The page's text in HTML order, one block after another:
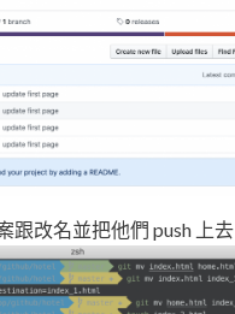
跟改名並把他們 push 上去